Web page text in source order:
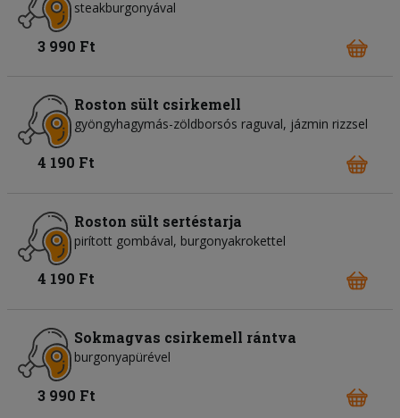
steakburgonyával
3 990 Ft
Roston sült csirkemell
gyöngyhagymás-zöldborsós raguval, jázmin rizzsel
4 190 Ft
Roston sült sertéstarja
pirított gombával, burgonyakrokettel
4 190 Ft
Sokmagvas csirkemell rántva
burgonyapürével
3 990 Ft